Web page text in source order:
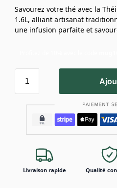
Savourez votre thé avec la
1.6L, alliant artisanat
une infusion parfaite et
Livraison rapide Qualité